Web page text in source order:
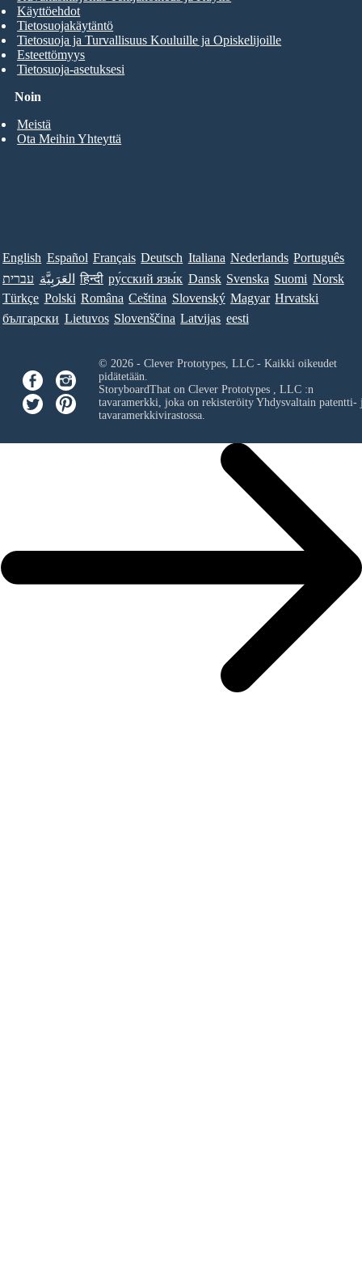
Noin
Meistä
Ota Meihin Yhteyttä
Käyttöehdot
Tietosuojakäytäntö
Tietosuoja ja Turvallisuus Kouluille ja Opiskelijoille
Esteettömyys
Tietosuoja-asetuksesi
English Español Français Deutsch Italiana Nederlands Português
עברית العَرَبِيَّة हिन्दी ру́сский язы́к Dansk Svenska Suomi Norsk
Türkçe Polski Româna Ceština Slovenský Magyar Hrvatski
български Lietuvos Slovenščina Latvijas eesti
© 2026 - Clever Prototypes, LLC - Kaikki oikeudet
pidätetään.
StoryboardThat on Clever Prototypes , LLC:n
tavaramerkki, joka on rekisteröity Yhdysvaltain patentti-
tavaramerkkivirastossa.